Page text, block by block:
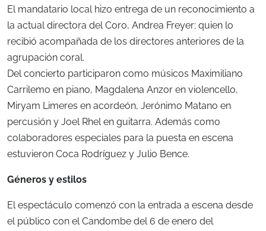
El mandatario local hizo entrega de un reconocimiento a
la actual directora del Coro, Andrea Freyer; quien lo
recibió acompañada de los directores anteriores de la
agrupación coral.
Del concierto participaron como músicos Maximiliano
Carrilemo en piano, Magdalena Anzor en violencello,
Miryam Limeres en acordeón, Jerónimo Matano en
percusión y Joel Rhel en guitarra. Además como
colaboradores especiales para la puesta en escena
estuvieron Coca Rodríguez y Julio Bence.
Géneros y estilos
El espectáculo comenzó con la entrada a escena desde
el público con el Candombe del 6 de enero del